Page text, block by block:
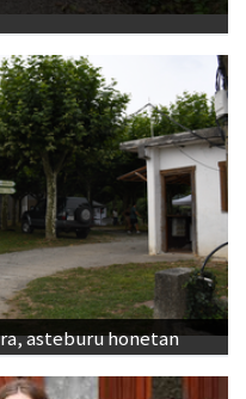
asteburu honetan